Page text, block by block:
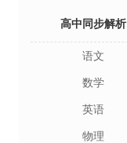
高中同步解析
语文
数学
英语
物理